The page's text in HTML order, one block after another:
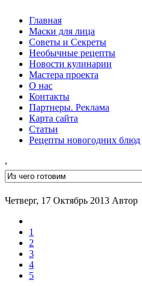
Главная
Маски для лица
Советы и Секреты
Необычные рецепты
Новости кулинарии
Мастера проекта
О нас
Контакты
Партнеры. Реклама
Карта сайта
Статьи
Рецепты новогодних блюд
,
Четверг, 17 Октябрь 2013 Автор
1
2
3
4
5